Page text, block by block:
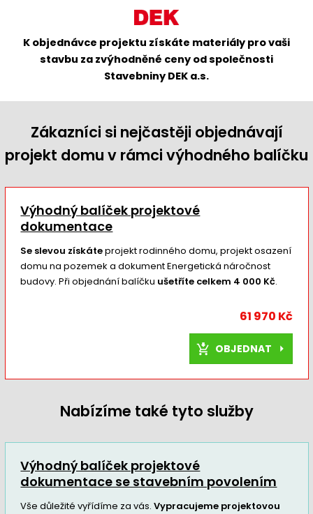
K objednávce projektu získáte materiály pro vaši
stavbu za zvýhodněné ceny od společnosti
Stavebniny DEK a.s.
Zákazníci si nejčastěji objednávají
projekt domu v rámci výhodného balíčku
Výhodný balíček projektové
dokumentace
Se slevou získáteprojekt rodinného domu, projekt osazení
domu na pozemek a dokument Energetická náročnost
budovy. Při objednání balíčku ušetříte celkem 4 000 Kč.
61 970 Kč
OBJEDNAT
Nabízíme také tyto služby
Výhodný balíček projektové
dokumentace se stavebním povolením
Vše důležité vyřídíme za vás.Vypracujeme projektovou